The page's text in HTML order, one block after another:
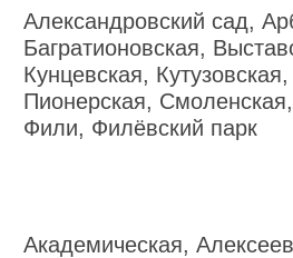
Александровский сад,
Багратионовская,
Кунцевская,
Пионерская,
Фили, Филёвский парк
Академическая,